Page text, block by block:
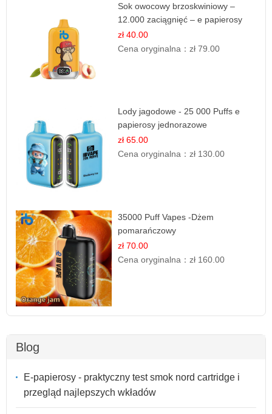
Sok owocowy brzoskwiniowy –
12.000 zaciągnięć – e papierosy
jednorazowe
zł 40.00
Cena oryginalna：zł 79.00
Lody jagodowe - 25 000 Puffs e
papierosy jednorazowe
zł 65.00
Cena oryginalna：zł 130.00
35000 Puff Vapes -Dżem
pomarańczowy
zł 70.00
Cena oryginalna：zł 160.00
Blog
E-papierosy - praktyczny test smok nord cartridge i
przegląd najlepszych wkładów